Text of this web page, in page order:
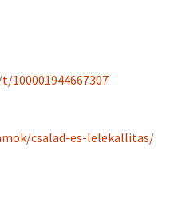
100001944667307
csalad-es-lelekallitas/